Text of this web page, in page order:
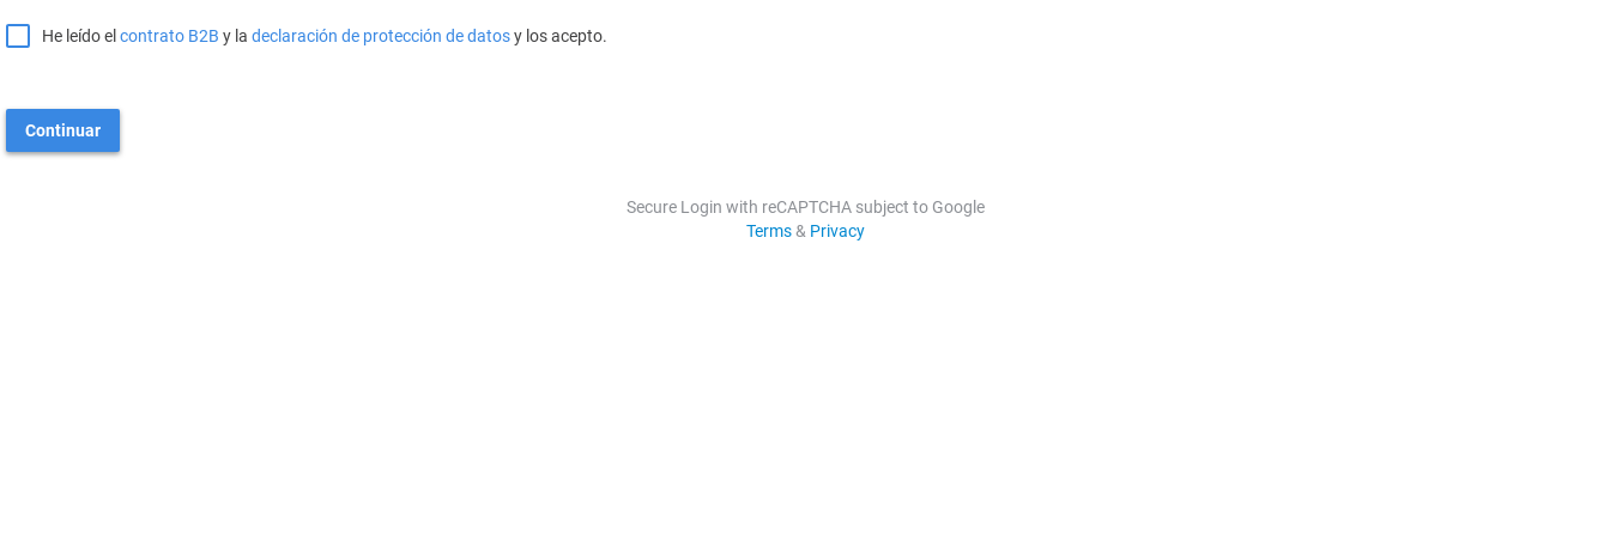
He leído el contrato B2B y la declaración de protección de datosy los acepto.
Continuar
Secure Login with reCAPTCHA subject to Google
Terms& Privacy